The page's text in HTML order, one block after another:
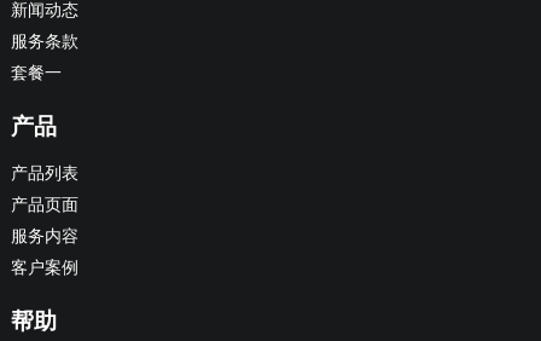
新闻动态
服务条款
套餐一
产品
产品列表
产品页面
服务内容
客户案例
帮助